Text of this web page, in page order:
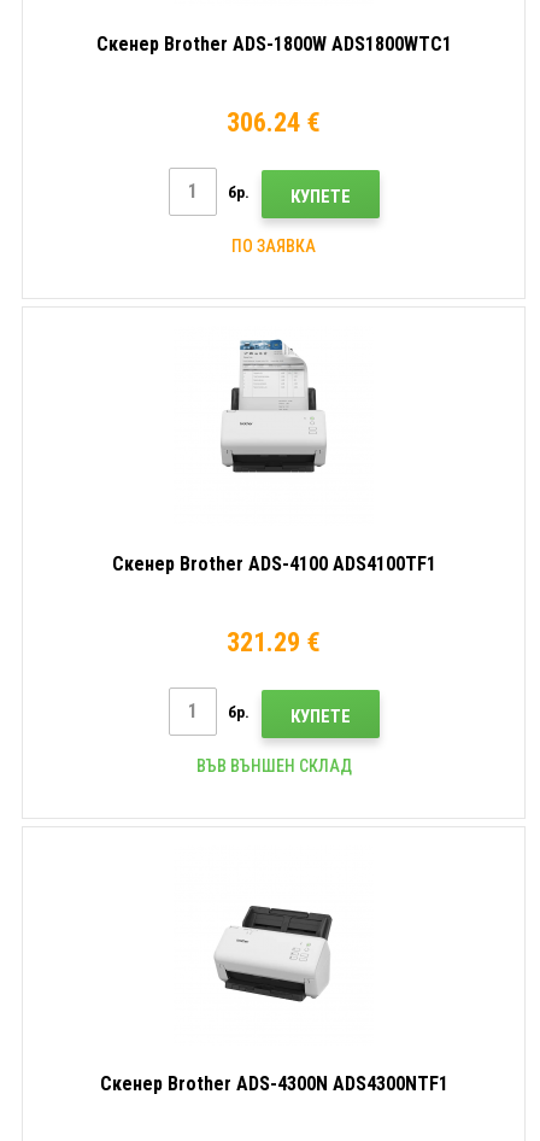
Скенер Brother ADS-1800W ADS1800WTC1
306.24 €
бр. КУПЕТЕ
ПО ЗАЯВКА
Скенер Brother ADS-4100 ADS4100TF1
321.29 €
бр. КУПЕТЕ
ВЪВ ВЪНШЕН СКЛАД
Скенер Brother ADS-4300N ADS4300NTF1